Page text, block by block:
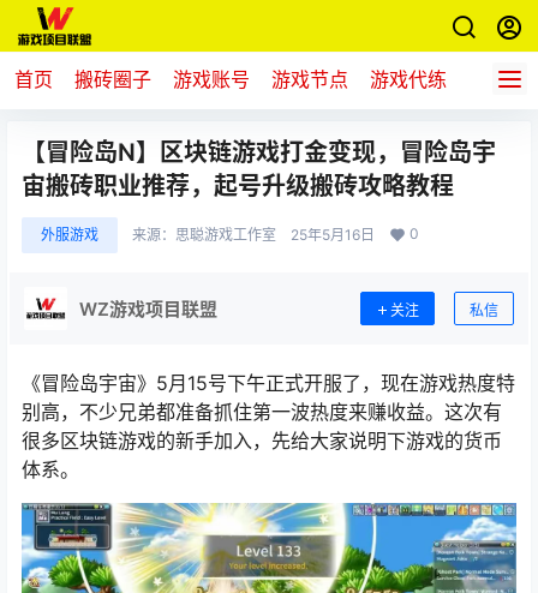
首页 搬砖圈子 游戏账号 游戏节点 游戏代练 新游推
【冒险岛N】区块链游戏打金变现，冒险岛宇
宙搬砖职业推荐，起号升级搬砖攻略教程
外服游戏 来源： 思聪游戏工作室 25年5月16日 0
WZ游戏项目联盟 关注 私信
《冒险岛宇宙》5月15号下午正式开服了，现在游戏热度特
别高，不少兄弟都准备抓住第一波热度来赚收益。这次有
很多区块链游戏的新手加入，先给大家说明下游戏的货币
体系。